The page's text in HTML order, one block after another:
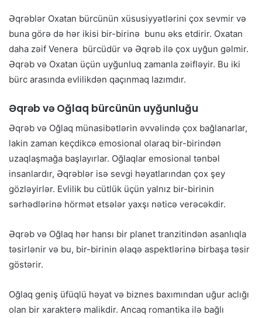
Əqrəblər Oxatan bürcünün xüsusiyyətlərini çox sevmir və
buna görə də hər ikisi bir-birinə bunu əks etdirir. Oxatan
daha zəif Venera bürcüdür və Əqrəb ilə çox uyğun gəlmir.
Əqrəb və Oxatan üçün uyğunluq zamanla zəifləyir. Bu iki
bürc arasında evlilikdən qaçınmaq lazımdır.
Əqrəb və Oğlaq bürcünün uyğunluğu
Əqrəb və Oğlaq münasibətlərin əvvəlində çox bağlanarlar,
lakin zaman keçdikcə emosional olaraq bir-birindən
uzaqlaşmağa başlayırlar. Oğlaqlar emosional tənbəl
insanlardır, Əqrəblər isə sevgi həyatlarından çox şey
gözləyirlər. Evlilik bu cütlük üçün yalnız bir-birinin
sərhədlərinə hörmət etsələr yaxşı nəticə verəcəkdir.
Əqrəb və Oğlaq hər hansı bir planet tranzitindən asanlıqla
təsirlənir və bu, bir-birinin əlaqə aspektlərinə birbaşa təsir
göstərir.
Oğlaq geniş üfüqlü həyat və biznes baxımından uğur aclığı
olan bir xarakterə malikdir. Ancaq romantika ilə bağlı